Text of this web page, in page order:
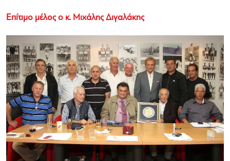
Επίτιμο μέλος ο κ. Μιχάλης Διγαλάκης